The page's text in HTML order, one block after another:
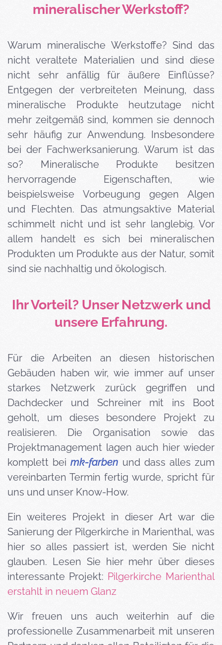
mineralischer Werkstoff?
Warum mineralische Werkstoffe? Sind das
nicht veraltete Materialien und sind diese
nicht sehr anfällig für äußere Einflüsse?
Entgegen der verbreiteten Meinung, dass
mineralische Produkte heutzutage nicht
mehr zeitgemäß sind, kommen sie dennoch
sehr häufig zur Anwendung. Insbesondere
bei der Fachwerksanierung. Warum ist das
so? Mineralische Produkte besitzen
hervorragende Eigenschaften, wie
beispielsweise Vorbeugung gegen Algen
und Flechten. Das atmungsaktive Material
schimmelt nicht und ist sehr langlebig. Vor
allem handelt es sich bei mineralischen
Produkten um Produkte aus der Natur, somit
sind sie nachhaltig und ökologisch.
Ihr Vorteil? Unser Netzwerk und
unsere Erfahrung.
Für die Arbeiten an diesen historischen
Gebäuden haben wir, wie immer auf unser
starkes Netzwerk zurück gegriffen und
Dachdecker und Schreiner mit ins Boot
geholt, um dieses besondere Projekt zu
realisieren. Die Organisation sowie das
Projektmanagement lagen auch hier wieder
komplett beimk-farben und dass alles zum
vereinbarten Termin fertig wurde, spricht für
uns und unser Know-How.
Ein weiteres Projekt in dieser Art war die
Sanierung der Pilgerkirche in Marienthal, was
hier so alles passiert ist, werden Sie nicht
glauben. Lesen Sie hier mehr über dieses
interessante Projekt: Pilgerkirche Marienthal
erstahlt in neuem Glanz
Wir freuen uns auch weiterhin auf die
professionelle Zusammenarbeit mit unseren